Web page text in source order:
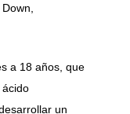
a 18 años, que
un